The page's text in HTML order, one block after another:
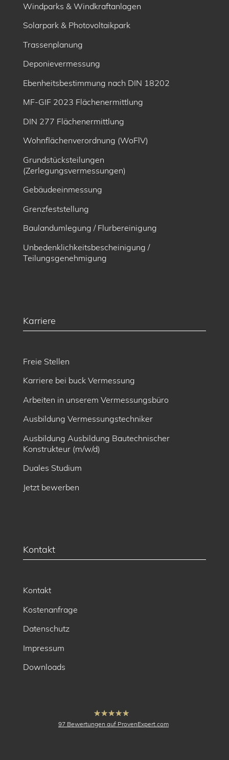
Windparks & Windkraftanlagen
Solarpark & Photovoltaikpark
Trassenplanung
Deponievermessung
Ebenheitsbe­stimmung nach DIN 18202
MF-GIF 2023 Flächenermittlung
DIN 277 Flächenermittlung
Wohnflächenverordnung (WoFlV)
Grundstücksteilungen
(Zerlegungsvermessungen)
Gebäudeeinmessung
Grenzfeststellung
Baulandumlegung / Flurbereinigung
Unbedenklichkeitsbescheinigung /
Teilungsgenehmigung
Karriere
Freie Stellen
Karriere bei buck Vermessung
Arbeiten in unserem Vermessungsbüro
Ausbildung Vermessungstechniker
Ausbildung Ausbildung Bautechnischer
Konstrukteur (m/w/d)
Duales Studium
Jetzt bewerben
Kontakt
Kontakt
Kostenanfrage
Datenschutz
Impressum
Downloads
hat4.91
von5
97Bewertungen auf ProvenExpert.com